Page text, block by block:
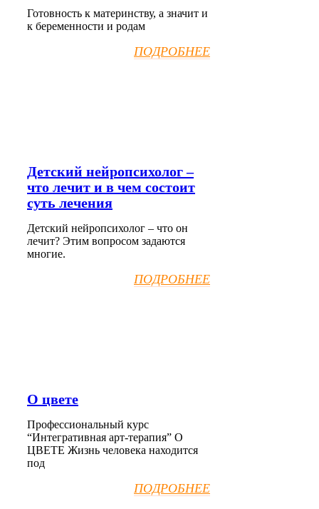
Готовность к материнству, а значит и
к беременности и родам
ПОДРОБНЕЕ
Детский нейропсихолог –
что лечит и в чем состоит
суть лечения
Детский нейропсихолог – что он
лечит? Этим вопросом задаются
многие.
ПОДРОБНЕЕ
О цвете
Профессиональный курс
“Интегративная арт-терапия” О
ЦВЕТЕ Жизнь человека находится
под
ПОДРОБНЕЕ